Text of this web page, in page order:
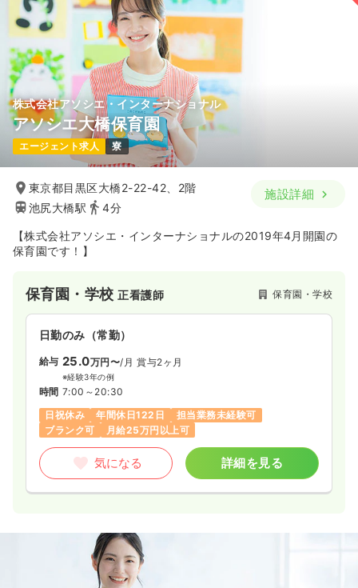
株式会社アソシエ・インターナショナル
アソシエ大橋保育園
エージェント求人 寮
東京都目黒区大橋2-22-42、2階
池尻大橋駅
4分
施設詳細
【株式会社アソシエ・インターナショナルの2019年4月開園の
保育園です！】
保育園・学校正看護師 保育園・学校
日勤のみ（常勤）
給与 25.0万円〜/月 賞与2ヶ月
※経験3年の例
時間 7:00～20:30
日祝休み
年間休日122日
担当業務未経験可
ブランク可
月給25万円以上可
気になる 詳細を見る